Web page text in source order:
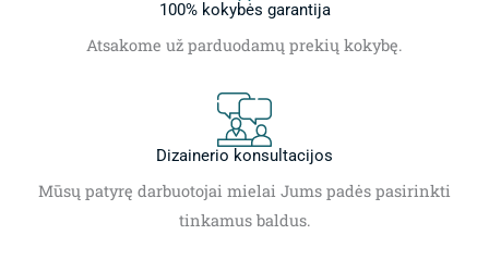
100% kokybės garantija
Atsakome už parduodamų prekių kokybę.
Dizainerio konsultacijos
Mūsų patyrę darbuotojai mielai Jums padės pasirinkti
tinkamus baldus.